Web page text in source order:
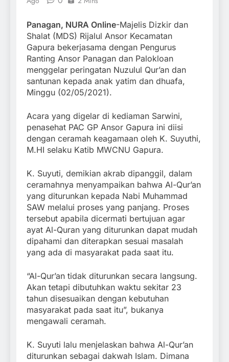
Panagan, NURA Online-Majelis Dizkir dan
Shalat (MDS) Rijalul Ansor Kecamatan
Gapura bekerjasama dengan Pengurus
Ranting Ansor Panagan dan Palokloan
menggelar peringatan Nuzulul Qur’an dan
santunan kepada anak yatim dan dhuafa,
Minggu (02/05/2021).
Acara yang digelar di kediaman Sarwini,
penasehat PAC GP Ansor Gapura ini diisi
dengan ceramah keagamaan oleh K. Suyuthi,
M.HI selaku Katib MWCNU Gapura.
K. Suyuti, demikian akrab dipanggil, dalam
ceramahnya menyampaikan bahwa Al-Qur’an
yang diturunkan kepada Nabi Muhammad
SAW melalui proses yang panjang. Proses
tersebut apabila dicermati bertujuan agar
ayat Al-Quran yang diturunkan dapat mudah
dipahami dan diterapkan sesuai masalah
yang ada di masyarakat pada saat itu.
“Al-Qur’an tidak diturunkan secara langsung.
Akan tetapi dibutuhkan waktu sekitar 23
tahun disesuaikan dengan kebutuhan
masyarakat pada saat itu”, bukanya
mengawali ceramah.
K. Suyuti lalu menjelaskan bahwa Al-Qur’an
diturunkan sebagai dakwah Islam. Dimana